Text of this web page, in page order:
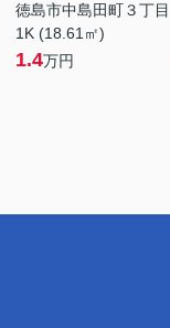
徳島市中島田町３丁目
1K (18.61㎡)
1.4万円